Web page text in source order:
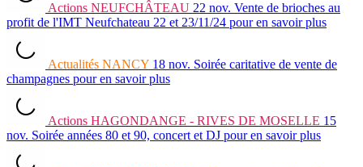
Actions NEUFCHÂTEAU 22 nov. Vente de brioches au
profit de l'IMT Neufchateau 22 et 23/11/24 pour en savoir plus
Actualités NANCY 18 nov. Soirée caritative de vente de
champagnes pour en savoir plus
Actions HAGONDANGE - RIVES DE MOSELLE 15
nov. Soirée années 80 et 90, concert et DJ pour en savoir plus